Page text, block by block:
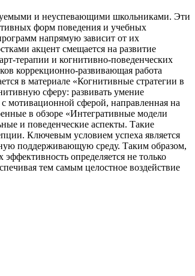
и неуспевающими школьниками. Эти
форм поведения и учебных
напрямую зависит от их
акцент смещается на развитие
терапии и когнитивно-поведенческих
коррекционно-развивающая работа
в материале «Когнитивные стратегии в
сферу: развивать умение
мотивационной сферой, направленная на
в обзоре «Интегративные модели
и поведенческие аспекты. Такие
Ключевым условием успеха является
поддерживающую среду. Таким образом,
определяется не только
тем самым целостное воздействие